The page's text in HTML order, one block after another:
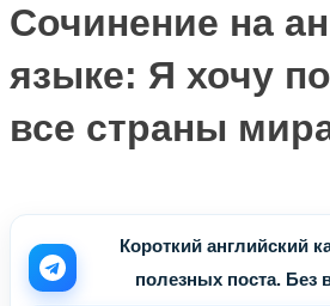
Сочинение на
языке: Я хочу
все страны
Короткий английский
полезных поста. Без